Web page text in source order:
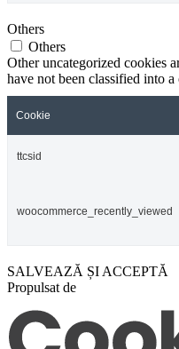
Others
Others
Other uncategorized cookies
have not been classified into a
Cookie
ttcsid
woocommerce_recently_viewed
SALVEAZĂ ȘI ACCEPTĂ
Propulsat de